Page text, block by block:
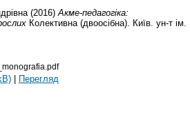
(2016) Акме-педагогіка:
Колективна (двоосібна). Київ. ун-т ім.
| Перегляд